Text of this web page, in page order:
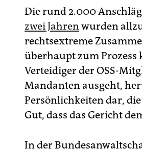
Die rund 2.000
zwei Jahrenwurden
rechtsextreme
überhaupt zum Prozess
Verteidiger der OSS-
Mandanten ausgeht,
Persönlichkeiten dar,
Gut, dass das Gericht
In der